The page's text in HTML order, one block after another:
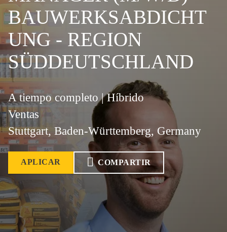
BAUWERKSABDICHT
UNG - REGION
SÜDDEUTSCHLAND
A tiempo completo | Híbrido
Ventas
Stuttgart, Baden-Württemberg, Germany
APLICAR COMPARTIR